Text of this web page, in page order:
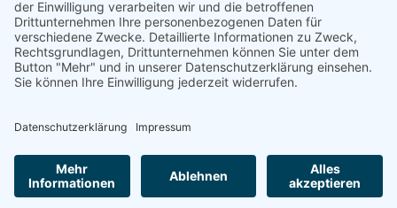
Impressum
Datenschutz
Cookie-Einstellung
Copyright © 2024 - 2026 1A Live | created by
Andre Schmidt
Alle Rechte vorbehalten.